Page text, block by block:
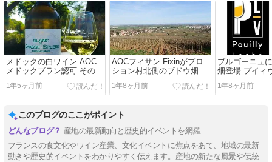
メドックの白ワイン AOC
メドックブラン認可 その規
定 法規
1年5ヶ月前
AOCフィサン Fixinがブロ
ション村北側のブドウ畑を
吸収し、大きく拡張
1年8ヶ月前
ブルゴーニュ
畑登場 プイィ
プイィロシェ
1年8ヶ月前
このブログのここがポイント
産地の最新動向と歴史的イベントを網羅
フランスの食文化やワイン産業、文化イベントに焦点をあて、地域の最新
動きや歴史的イベントをわかりやすく伝えます。産地の新たな風景や伝統